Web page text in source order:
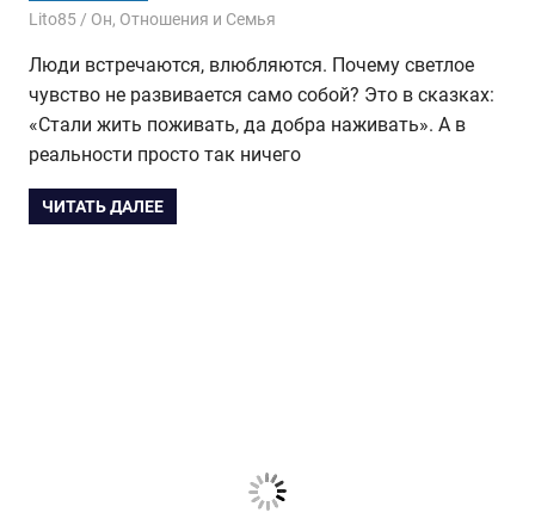
10.12.2020
Lito85 Он, Отношения и Семья
Люди встречаются, влюбляются. Почему светлое
чувство не развивается само собой? Это в сказках:
«Стали жить поживать, да добра наживать». А в
реальности просто так ничего
ЧИТАТЬ ДАЛЕЕ